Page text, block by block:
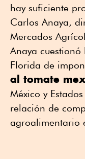
hay suficiente
Carlos Anaya,
Mercados
Anaya
Florida de
al tomate
México y
relación de
agroalimentario